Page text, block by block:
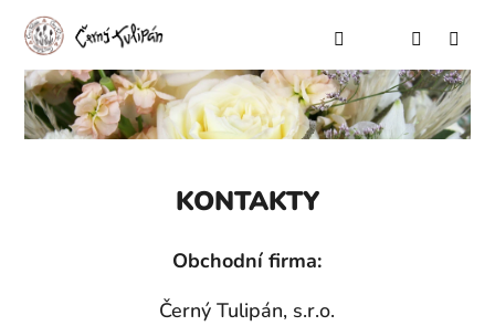
Přejít
obsah
HLEDAT
CELOROČNÍ KVĚTINY
DOPLŇKOVÝ PRODEJ
Přihlášení
KONTAKTY
Obchodní firma:
Černý Tulipán, s.r.o.